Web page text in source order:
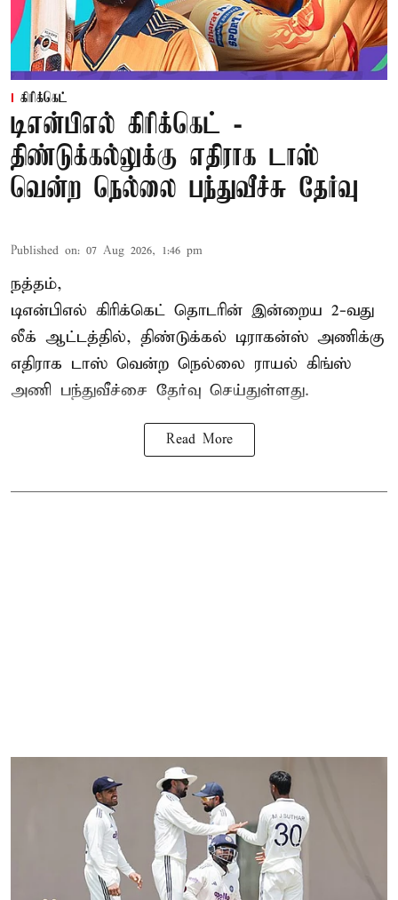
கிரிக்கெட்
டிஎன்பிஎல் கிரிக்கெட் -
திண்டுக்கல்லுக்கு எதிராக டாஸ்
வென்ற நெல்லை பந்துவீச்சு தேர்வு
Published on: 07 Aug 2026, 1:46 pm
நத்தம்,
டிஎன்பிஎல் கிரிக்கெட் தொடரின் இன்றைய 2-வது
லீக் ஆட்டத்தில், திண்டுக்கல் டிராகன்ஸ் அணிக்கு
எதிராக டாஸ் வென்ற நெல்லை ராயல் கிங்ஸ்
அணி பந்துவீச்சை தேர்வு செய்துள்ளது.
Read More